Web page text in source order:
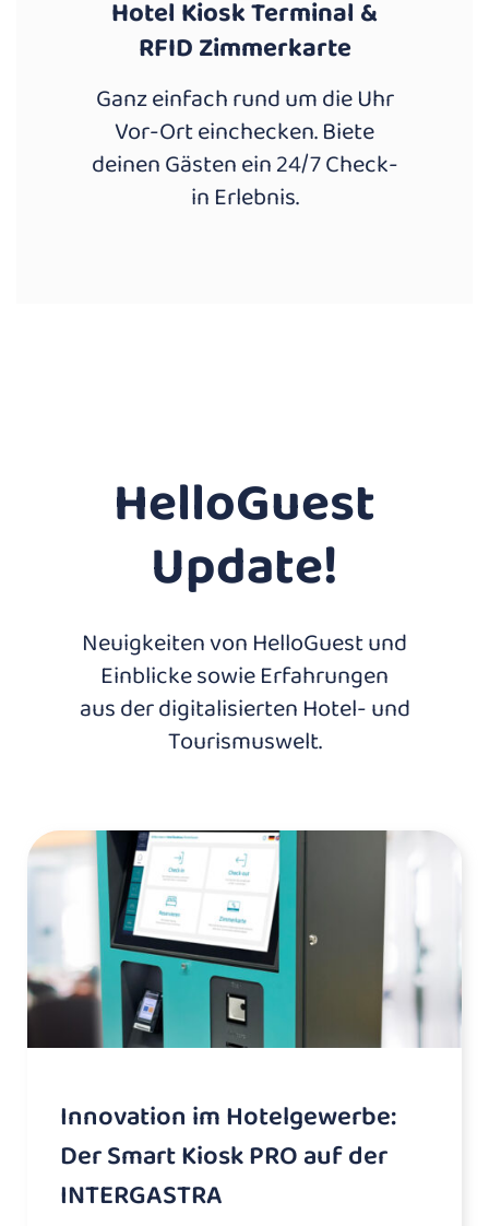
Hotel Kiosk Terminal &
RFID Zimmerkarte
Ganz einfach rund um die Uhr
Vor-Ort einchecken. Biete
deinen Gästen ein 24/7 Check-
in Erlebnis.
HelloGuest
Update!
Neuigkeiten von HelloGuest und
Einblicke sowie Erfahrungen
aus der digitalisierten Hotel- und
Tourismuswelt.
Innovation im Hotelgewerbe:
Der Smart Kiosk PRO auf der
INTERGASTRA